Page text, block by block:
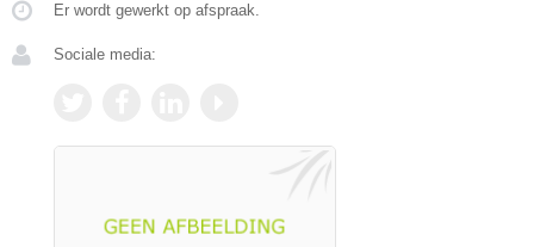
Er wordt gewerkt op afspraak.
Sociale media: